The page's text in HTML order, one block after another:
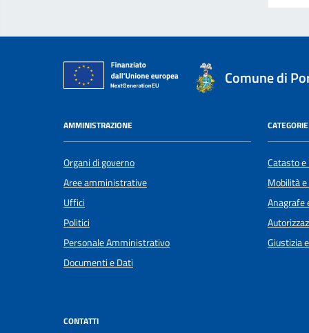
Comune di
AMMINISTRAZIONE
Organi di governo
Aree amministrative
Uffici
Politici
Personale Amministrativo
Documenti e Dati
Catasto
Mobilità
Anagrafe
Giustizia
CONTATTI